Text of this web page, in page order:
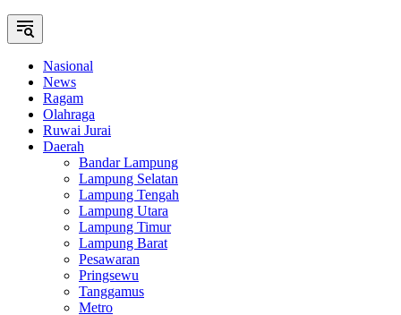
Nasional
News
Ragam
Olahraga
Ruwai Jurai
Daerah
Bandar Lampung
Lampung Selatan
Lampung Tengah
Lampung Utara
Lampung Timur
Lampung Barat
Pesawaran
Pringsewu
Tanggamus
Metro